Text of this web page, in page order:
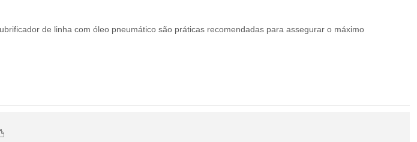
de linha com óleo pneumático são práticas recomendadas para assegurar o máximo